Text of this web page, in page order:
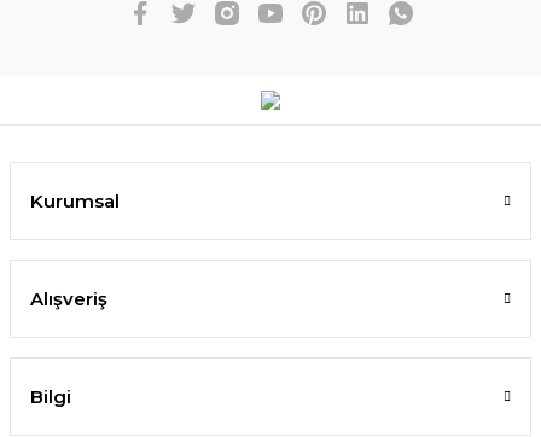
Kurumsal
Alışveriş
Bilgi